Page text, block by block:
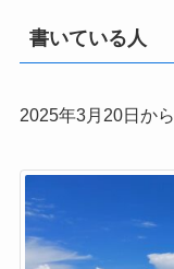
書いている人
2025年3月20日から